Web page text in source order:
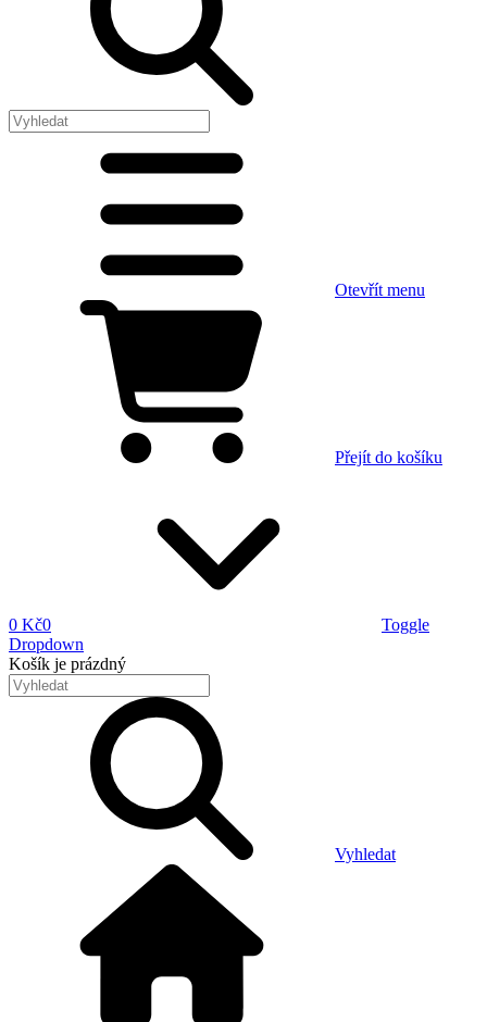
Otevřít menu
Přejít do košíku
0 Kč0
Toggle
Dropdown
Košík je prázdný
Vyhledat